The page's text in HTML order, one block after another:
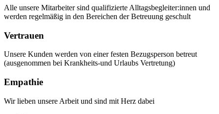
Alle unsere Mitarbeiter sind qualifizierte Alltagsbegleiter:innen und
werden regelmäßig in den Bereichen der Betreuung geschult
Vertrauen
Unsere Kunden werden von einer festen Bezugsperson betreut
(ausgenommen bei Krankheits-und Urlaubs Vertretung)
Empathie
Wir lieben unsere Arbeit und sind mit Herz dabei